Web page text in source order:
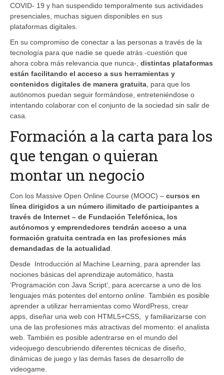
COVID- 19 y han suspendido temporalmente sus actividades
presenciales, muchas siguen disponibles en sus
plataformas digitales.
En su compromiso de conectar a las personas a través de la
tecnología para que nadie se quede atrás -cuestión que
ahora cobra más relevancia que nunca-, distintas plataformas
están facilitando el acceso a sus herramientas y
contenidos digitales de manera gratuita , para que los
autónomos puedan seguir formándose, entreteniéndose o
intentando colaborar con el conjunto de la sociedad sin salir de
casa.
Formación a la carta para los
que tengan o quieran
montar un negocio
Con los Massive Open Online Course (MOOC) – cursos en
línea dirigidos a un número ilimitado de participantes a
través de Internet – de Fundación Telefónica, los
autónomos y emprendedores tendrán acceso a una
formación gratuita centrada en las profesiones más
demandadas de la actualidad
Desde Introducción al Machine Learning, para aprender las
nociones básicas del aprendizaje automático, hasta
‘Programación con Java Script‘, para acercarse a uno de los
lenguajes más potentes del entorno online . También es posible
aprender a utilizar herramientas como WordPress, crear
apps, diseñar una web con HTML5+CSS, y familiarizarse con
una de las profesiones más atractivas del momento: el analista
web. También es posible adentrarse en el mundo del
videojuego descubriendo diferentes técnicas de diseño,
dinámicas de juego y las demás fases de desarrollo de
videogame.